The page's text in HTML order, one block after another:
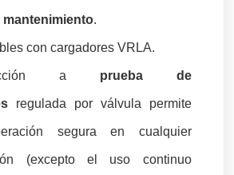
mantenimiento.
con cargadores VRLA.
a prueba de
regulada por válvula permite
segura en cualquier
(excepto el uso continuo